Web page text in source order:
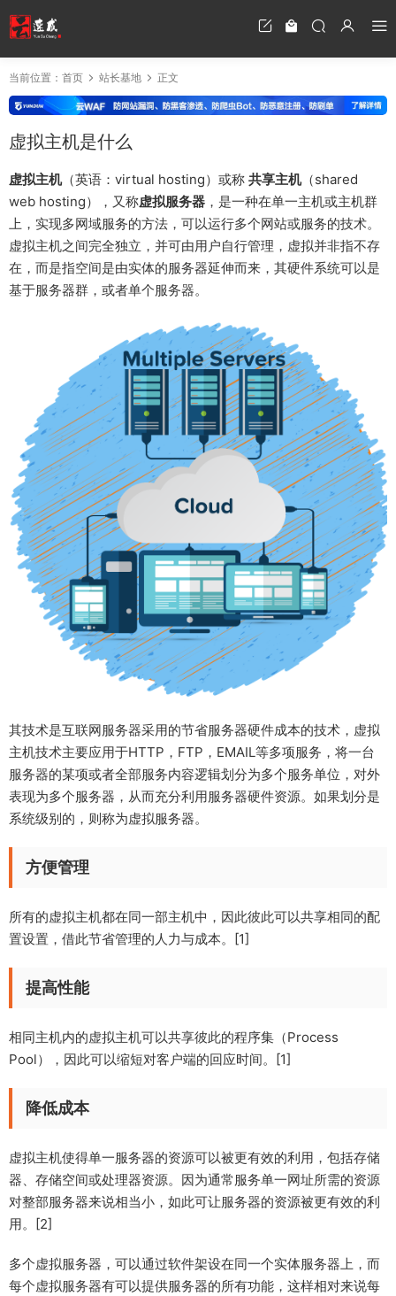
当前位置： 首页 站长基地 正文
虚拟主机是什么
虚拟主机（英语：virtual hosting）或称 共享主机（shared
web hosting），又称虚拟服务器 ，是一种在单一主机或主机群
上，实现多网域服务的方法，可以运行多个网站或服务的技术。
虚拟主机之间完全独立，并可由用户自行管理，虚拟并非指不存
在，而是指空间是由实体的服务器延伸而来，其硬件系统可以是
基于服务器群，或者单个服务器。
其技术是互联网服务器采用的节省服务器硬件成本的技术，虚拟
主机技术主要应用于HTTP，FTP，EMAIL等多项服务，将一台
服务器的某项或者全部服务内容逻辑划分为多个服务单位，对外
表现为多个服务器，从而充分利用服务器硬件资源。如果划分是
系统级别的，则称为虚拟服务器。
方便管理
所有的虚拟主机都在同一部主机中，因此彼此可以共享相同的配
置设置，借此节省管理的人力与成本。[1]
提高性能
相同主机内的虚拟主机可以共享彼此的程序集（Process
Pool），因此可以缩短对客户端的回应时间。[1]
降低成本
虚拟主机使得单一服务器的资源可以被更有效的利用，包括存储
器、存储空间或处理器资源。因为通常服务单一网址所需的资源
对整部服务器来说相当小，如此可让服务器的资源被更有效的利
用。[2]
多个虚拟服务器，可以通过软件架设在同一个实体服务器上，而
每个虚拟服务器有可以提供服务器的所有功能，这样相对来说每